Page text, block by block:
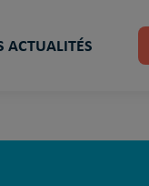
ACTUALITÉS